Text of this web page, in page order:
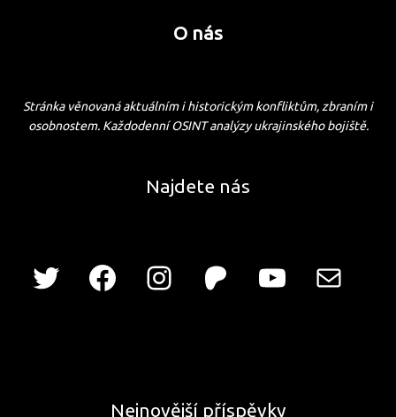
O nás
Stránka věnovaná aktuálním i historickým konfliktům, zbraním i
osobnostem. Každodenní OSINT analýzy ukrajinského bojiště.
Najdete nás
Nejnovější příspěvky